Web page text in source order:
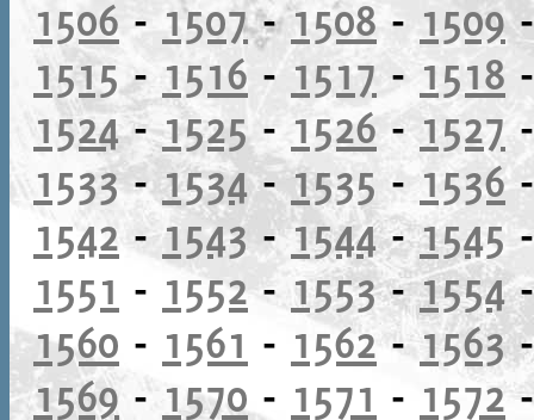
1506 - 1507-1508 - 1509
1515 - 1516 - 1517 - 1518
1524-1525- 1526-1527
1533-1534-1535 -1536
1542 -1543 -1544-1545
1551 - 1552-1553-1554
1560 - 1561 - 1562-1563
1569- 1570 - 1571 - 1572